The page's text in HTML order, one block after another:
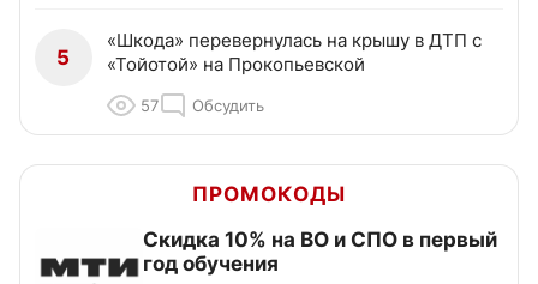
5
«Шкода» перевернулась на крышу в ДТП с
«Тойотой» на Прокопьевской
57 Обсудить
ПРОМОКОДЫ
Скидка 10% на ВО и СПО в первый
год обучения